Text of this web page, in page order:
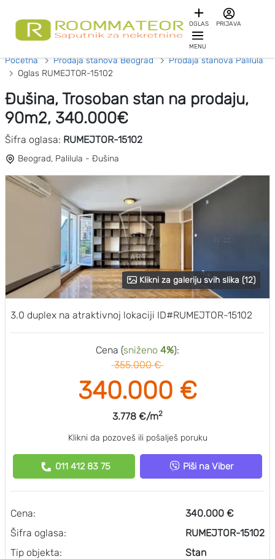
OGLAS PRIJAVA
MENU
Početna Prodaja stanova Beograd
Prodaja stanova Palilula
Oglas RUMEJTOR-15102
Đušina, Trosoban stan na prodaju,
90m2, 340.000€
Šifra oglasa: RUMEJTOR-15102
Beograd, Palilula - Đušina
Klikni za galeriju svih slika (12)
3.0 duplex na atraktivnoj lokaciji ID#RUMEJTOR-15102
Cena (sniženo 4%):
355.000 €
340.000 €
3.778 €/m2
Klikni da pozoveš ili pošalješ poruku
011 412 83 75 Piši na Viber
Cena:
Šifra oglasa:
Tip objekta:
340.000 €
RUMEJTOR-15102
Stan